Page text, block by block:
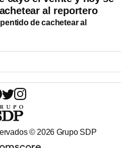
al reportero
de cachetear al
©2026 Grupo SDP